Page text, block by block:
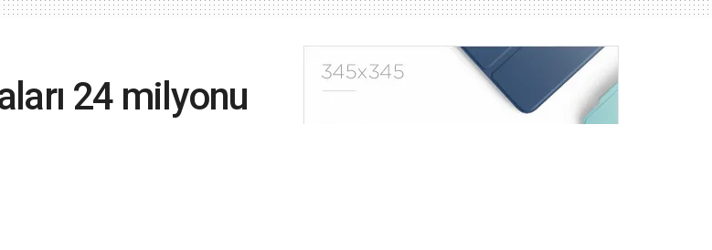
24 milyonu